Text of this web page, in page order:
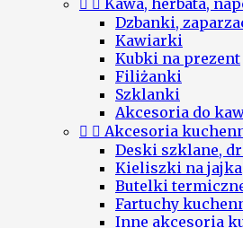
  Kawa, herbata,
Dzbanki,
Kawiarki
Kubki na prezent
Filiżanki
Szklanki
Akcesoria do
  Akcesoria
Deski szklane,
Kieliszki na jajka
Butelki
Fartuchy
Inne akcesoria